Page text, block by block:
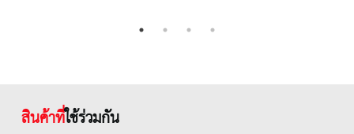
สินค้าที่ใช้ร่วมกัน